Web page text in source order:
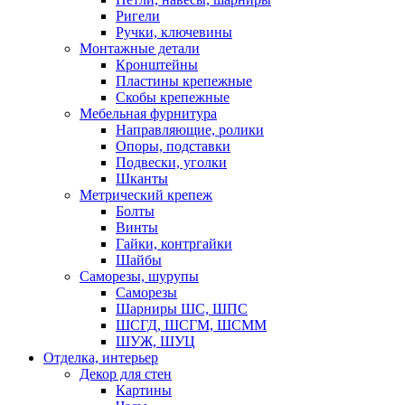
Ригели
Ручки, ключевины
Монтажные детали
Кронштейны
Пластины крепежные
Скобы крепежные
Мебельная фурнитура
Направляющие, ролики
Опоры, подставки
Подвески, уголки
Шканты
Метрический крепеж
Болты
Винты
Гайки, контргайки
Шайбы
Саморезы, шурупы
Саморезы
Шарниры ШС, ШПС
ШСГД, ШСГМ, ШСММ
ШУЖ, ШУЦ
Отделка, интерьер
Декор для стен
Картины